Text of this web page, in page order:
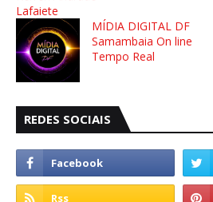
Lafaiete
MÍDIA DIGITAL DF
Samambaia On line
Tempo Real
REDES SOCIAIS